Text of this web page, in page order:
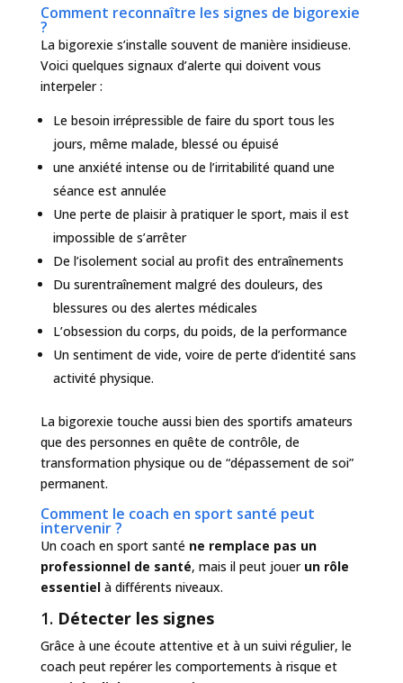
Comment reconnaître les signes de bigorexie
?
La bigorexie s’installe souvent de manière insidieuse.
Voici quelques signaux d’alerte qui doivent vous
interpeler :
Le besoin irrépressible de faire du sport tous les
jours, même malade, blessé ou épuisé
une anxiété intense ou de l’irritabilité quand une
séance est annulée
Une perte de plaisir à pratiquer le sport, mais il est
impossible de s’arrêter
De l’isolement social au profit des entraînements
Du surentraînement malgré des douleurs, des
blessures ou des alertes médicales
L’obsession du corps, du poids, de la performance
Un sentiment de vide, voire de perte d’identité sans
activité physique.
La bigorexie touche aussi bien des sportifs amateurs
que des personnes en quête de contrôle, de
transformation physique ou de “dépassement de soi”
permanent.
Comment le coach en sport santé peut
intervenir ?
Un coach en sport santé ne remplace pas un
professionnel de santé, mais il peut jouer un rôle
essentielà différents niveaux.
1. Détecter les signes
Grâce à une écoute attentive et à un suivi régulier, le
coach peut repérer les comportements à risque et